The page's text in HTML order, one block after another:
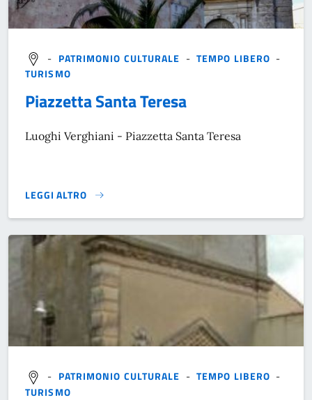
- PATRIMONIO CULTURALE -TEMPO LIBERO -
TURISMO
Piazzetta Santa Teresa
Luoghi Verghiani - Piazzetta Santa Teresa
LEGGI ALTRO
}
- PATRIMONIO CULTURALE -TEMPO LIBERO -
TURISMO